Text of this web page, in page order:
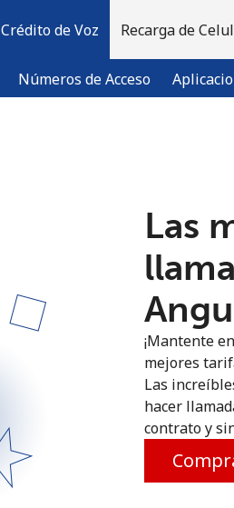
Crédito de Voz
Números de Acceso
Recarga de
Inicia
Regístrate con
Las
¡Mantente
mejores
Las
hacer
contrato y